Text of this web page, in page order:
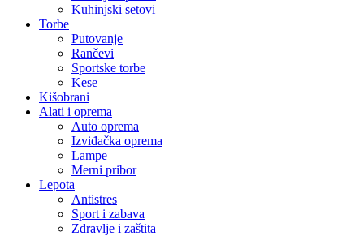
Kuhinjski setovi
Torbe
Putovanje
Rančevi
Sportske torbe
Kese
Kišobrani
Alati i oprema
Auto oprema
Izviđačka oprema
Lampe
Merni pribor
Lepota
Antistres
Sport i zabava
Zdravlje i zaštita